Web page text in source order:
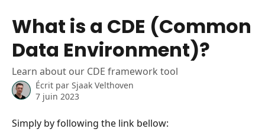
What is a CDE (Common
Data Environment)?
Learn about our CDE framework tool
Écrit par Sjaak Velthoven
7 juin 2023
Simply by following the link bellow: